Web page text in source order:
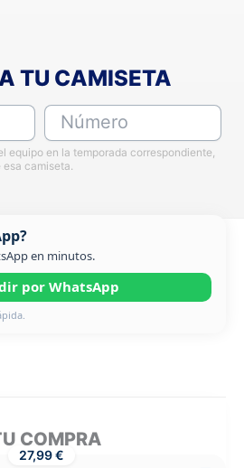
TU CAMISETA
Número
equipo en la temporada correspondiente,
camiseta.
en minutos.
por WhatsApp
COMPRA
27,99 €